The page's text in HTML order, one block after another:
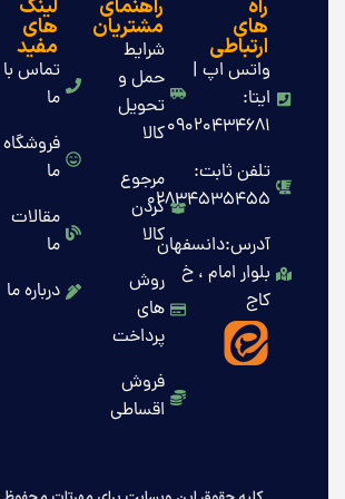
راه
های
ارتباطی
واتس اپ |
ایتا:
09020434681
تلفن ثابت:
02834535455
آدرس:دانسفهان
بلوار امام ، خ
کاج
راهنمای
مشتریان
شرایط
حمل و
تحویل
کالا
مرجوع
کردن
کالا
روش
های
پرداخت
فروش
اقساطی
لینک
های
مفید
تماس با
ما
فروشگاه
ما
مقالات
ما
درباره ما